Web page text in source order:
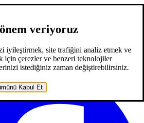
veriyoruz
iyileştirmek, site trafiğini analiz etmek ve
için çerezler ve benzeri teknolojiler
istediğiniz zaman değiştirebilirsiniz.
Kabul Et
neler yaptıkkariyer2
neler yaptıkkariyer 2 blog